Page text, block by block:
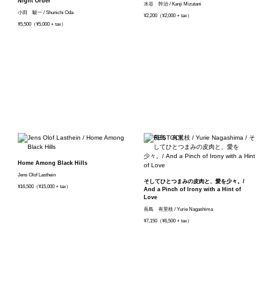
小田 駿一 / Shunichi Oda
¥5,500（¥5,000 + tax）
水谷 幹治 / Kanji Mizutani
¥2,200（¥2,000 + tax）
Home Among Black Hills
Jens Olof Lasthein
¥16,500（¥15,000 + tax）
そしてひとつまみの皮肉と、愛を少々。/
And a Pinch of Irony with a Hint of
Love
長島 有里枝 / Yurie Nagashima
¥7,150（¥6,500 + tax）